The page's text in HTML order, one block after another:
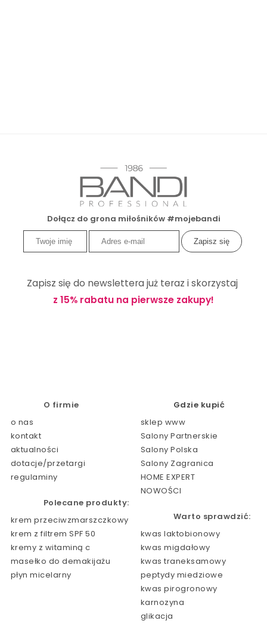
Dołącz do grona miłośników #mojebandi
Zapisz się do newslettera już teraz i skorzystaj
z 15% rabatu na pierwsze zakupy!
O firmie
o nas
kontakt
aktualności
dotacje/przetargi
regulaminy
Polecane produkty:
krem przeciwzmarszczkowy
krem z filtrem SPF 50
kremy z witaminą c
masełko do demakijażu
płyn micelarny
Gdzie kupić
sklep www
Salony Partnerskie
Salony Polska
Salony Zagranica
HOME EXPERT
NOWOŚCI
Warto sprawdzić:
kwas laktobionowy
kwas migdałowy
kwas traneksamowy
peptydy miedziowe
kwas pirogronowy
karnozyna
glikacja